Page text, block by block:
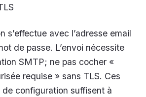
s’effectue avec l’adresse email
de passe. L’envoi nécessite
SMTP; ne pas cocher «
requise » sans TLS. Ces
configuration suffisent à